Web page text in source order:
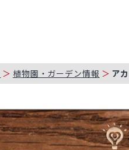
植物園・ガーデン情報 ア